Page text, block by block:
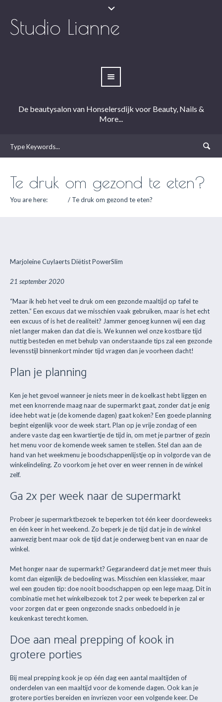
Studio Lianne
De beautysalon van Honselersdijk voor Beauty, Nails &
More...
Te druk om gezond te eten?
You are here: / Te druk om gezond te eten?
Marjoleine Cuylaerts Diëtist PowerSlim
21 september 2020
“Maar ik heb het veel te druk om een gezonde maaltijd op tafel te
zetten.” Een excuus dat we misschien vaak gebruiken, maar is het echt
een excuus of is het de realiteit? Jammer genoeg kunnen wij een dag
niet langer maken dan dat die is. We kunnen wel onze kostbare tijd
nuttig besteden en met behulp van onderstaande tips zal een gezonde
levensstijl binnenkort minder tijd vragen dan je voorheen dacht!
Plan je planning
Ken je het gevoel wanneer je niets meer in de koelkast hebt liggen en
met een knorrende maag naar de supermarkt gaat, zonder dat je enig
idee hebt wat je (de komende dagen) gaat koken? Een goede planning
begint eigenlijk voor de week start. Plan op je vrije zondag of een
andere vaste dag een kwartiertje de tijd in, om met je partner of gezin
het menu voor de komende week samen te stellen. Stel dan aan de
hand van het weekmenu je boodschappenlijstje op in volgorde van de
winkelindeling. Zo voorkom je het over en weer rennen in de winkel
zelf.
Ga 2x per week naar de supermarkt
Probeer je supermarktbezoek te beperken tot één keer doordeweeks
en één keer in het weekend. Zo beperk je de tijd dat je in de winkel
aanwezig bent maar ook de tijd dat je onderweg bent van en naar de
winkel.
Met honger naar de supermarkt? Gegarandeerd dat je met meer thuis
komt dan eigenlijk de bedoeling was. Misschien een klassieker, maar
wel een gouden tip: doe nooit boodschappen op een lege maag. Dit in
combinatie met het winkelbezoek tot 2 per week te beperken zal er
voor zorgen dat er geen ongezonde snacks onbedoeld in je
keukenkast terecht komen.
Doe aan meal prepping of kook in
grotere porties
Bij meal prepping kook je op één dag een aantal maaltijden of
onderdelen van een maaltijd voor de komende dagen. Ook kan je
grotere porties bereiden en invriezen voor een volgende keer. De